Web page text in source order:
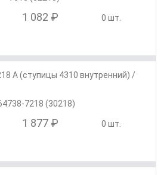
1 082 ₽ 0 шт.
А (ступицы 4310 внутренний) /
7218 (30218)
1 877 ₽ 0 шт.